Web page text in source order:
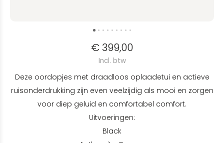
€ 399,00
Incl. btw
Deze oordopjes met draadloos oplaadetui en actieve
ruisonderdrukking zijn even veelzijdig als mooi en zorgen
voor diep geluid en comfortabel comfort.
Uitvoeringen:
Black